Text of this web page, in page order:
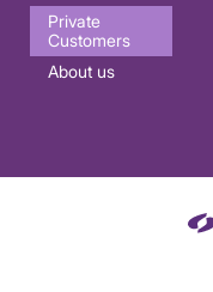
Основная
навигация
Private
Customers
About us